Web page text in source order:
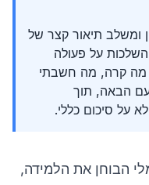
ומשלב תיאור קצר של
על פעולה
כולל 3 חלקים: מה קרה, מה חשבתי
הבאה, תוך
על סיכום כללי.
הבוחן את הלמידה,